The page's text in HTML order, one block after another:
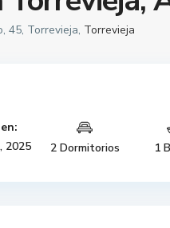
45, Torrevieja, Torrevieja
2025
2 Dormitorios 1